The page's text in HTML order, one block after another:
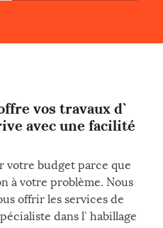
vos travaux d`
avec une facilité
votre budget parce que
à votre problème. Nous
offrir les services de
dans l` habillage